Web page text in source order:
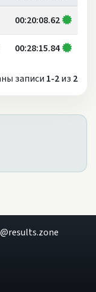
00:20:08.62
00:28:15.84
записи 1-2из 2